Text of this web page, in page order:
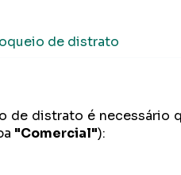
de distrato
de distrato é necessário
"Comercial"):